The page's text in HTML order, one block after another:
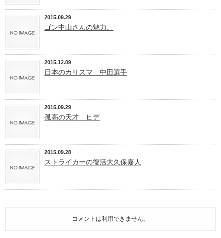
2015.09.29
ゴン中山さんの魅力。
2015.12.09
日本のカリスマ 中田選手
2015.09.29
孤高の天才 ヒデ
2015.09.28
ストライカーの復活大久保嘉人
コメントは利用できません。